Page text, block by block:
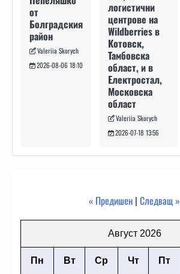
от
Болградския
район
Valeriia Skorych
2026-08-06 18:10
логистични
центрове на
Wildberries в
Котовск,
Тамбовска
област, и в
Електростал,
Московска
област
Valeriia Skorych
2026-07-18 13:56
« Предишен | Следващ »
Август 2026
Пн Вт Ср Чт Пт